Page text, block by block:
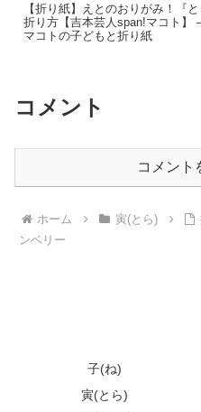
【折り紙】えとのおりがみ！『
折り方【吉本芸人span!マコト】
マコトの子どもと折り紙
コメント
コメント
ホーム 寅(とら)
ンベリー
子(ね)
寅(とら)